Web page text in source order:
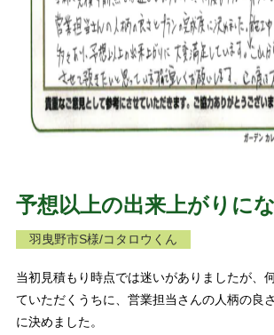
予想以上の出来上がりに
羽曳野市S様/コタロウくん
当初見積もり時点では迷いがありましたが、
ていただくうちに、営業担当さんの人柄の良
に決めました。